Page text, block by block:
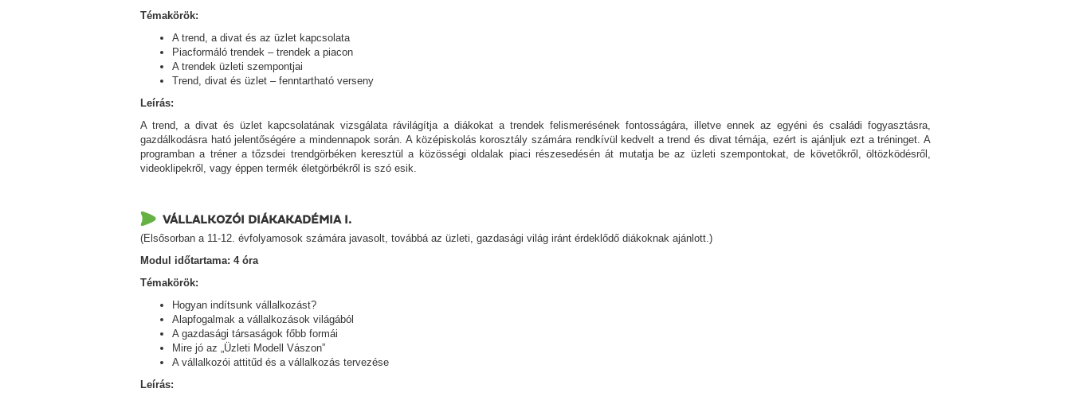
Témakörök:
A trend, a divat és az üzlet kapcsolata
Piacformáló trendek – trendek a piacon
A trendek üzleti szempontjai
Trend, divat és üzlet – fenntartható verseny
Leírás:
A trend, a divat és üzlet kapcsolatának vizsgálata rávilágítja a diákokat a trendek felismerésének fontosságára, illetve ennek az egyéni és családi fogyasztásra,
gazdálkodásra ható jelentőségére a mindennapok során. A középiskolás korosztály számára rendkívül kedvelt a trend és divat témája, ezért is ajánljuk ezt a tréninget. A
programban a tréner a tőzsdei trendgörbéken keresztül a közösségi oldalak piaci részesedésén át mutatja be az üzleti szempontokat, de követőkről, öltözködésről,
videoklipekről, vagy éppen termék életgörbékről is szó esik.
VÁLLALKOZÓI DIÁKAKADÉMIA I.
(Elsősorban a 11-12. évfolyamosok számára javasolt, továbbá az üzleti, gazdasági világ iránt érdeklődő diákoknak ajánlott.)
Modul időtartama: 4 óra
Témakörök:
Hogyan indítsunk vállalkozást?
Alapfogalmak a vállalkozások világából
A gazdasági társaságok főbb formái
Mire jó az „Üzleti Modell Vászon”
A vállalkozói attitűd és a vállalkozás tervezése
Leírás: